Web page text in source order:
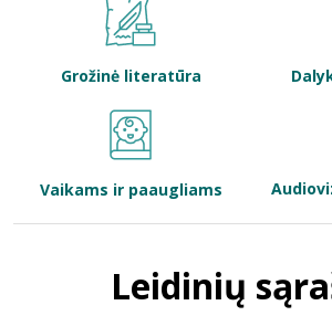
Bibliotekoms
Grožinė literatūra
Vaikams ir paaugliams
Leidinių